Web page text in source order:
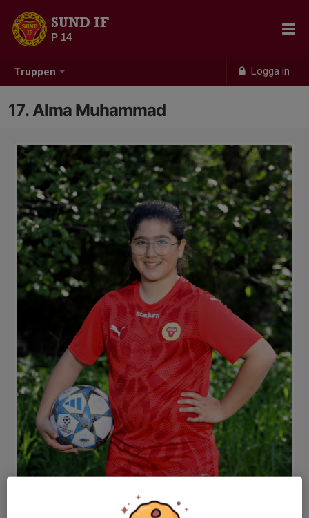
Truppen Logga in
SUND IF
P 14
17. Alma Muhammad